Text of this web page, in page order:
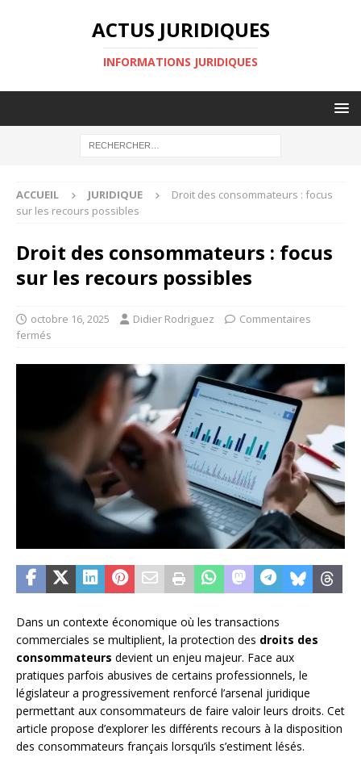
ACTUS JURIDIQUES
INFORMATIONS JURIDIQUES
ACCUEIL JURIDIQUE
Droit des consommateurs : focus
sur les recours possibles
Droit des consommateurs : focus
sur les recours possibles
octobre 16, 2025 Didier Rodriguez
Commentaires
fermés
Dans un contexte économique où les transactions
commerciales se multiplient, la protection des droits des
consommateurs devient un enjeu majeur. Face aux
pratiques parfois abusives de certains professionnels, le
législateur a progressivement renforcé l’arsenal juridique
permettant aux consommateurs de faire valoir leurs droits. Cet
article propose d’explorer les différents recours à la disposition
des consommateurs français lorsqu’ils s’estiment lésés.